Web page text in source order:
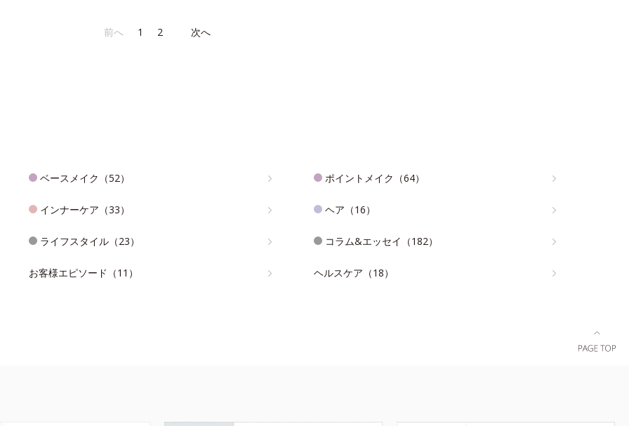
前へ 1 2 次へ
ベースメイク（52） ポイントメイク（64）
インナーケア（33） ヘア（16）
ライフスタイル（23） コラム&エッセイ（182）
お客様エピソード（11） ヘルスケア（18）